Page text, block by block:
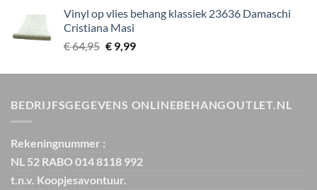
€ 29,95.€ 5,99.
Vinyl op vlies behang klassiek 23636 Damaschi
Cristiana Masi
€64,95 Oorspronkelijke
was:
€9,99Huidige
is:
BEDRIJFSGEGEVENS ONLINEBEHANGOUTLET.NL
Rekeningnummer :
NL 52 RABO 014 8118 992
t.n.v. Koopjesavontuur.